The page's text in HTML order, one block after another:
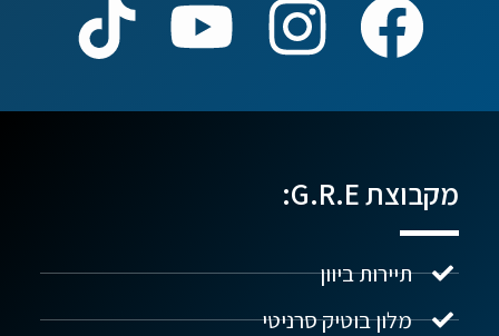
מקבוצת G.R.E:
תיירות ביוון
מלון בוטיק סרניטי